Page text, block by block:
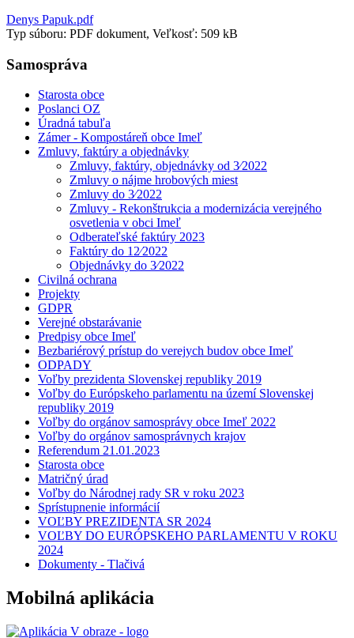
Denys Papuk.pdf
Typ súboru: PDF dokument, Veľkosť: 509 kB
Samospráva
Starosta obce
Poslanci OZ
Úradná tabuľa
Zámer - Kompostáreň obce Imeľ
Zmluvy, faktúry a objednávky
Zmluvy, faktúry, objednávky od 3⁄2022
Zmluvy o nájme hrobových miest
Zmluvy do 3⁄2022
Zmluvy - Rekonštrukcia a modernizácia verejného
osvetlenia v obci Imeľ
Odberateľské faktúry 2023
Faktúry do 12⁄2022
Objednávky do 3⁄2022
Civilná ochrana
Projekty
GDPR
Verejné obstarávanie
Predpisy obce Imeľ
Bezbariérový prístup do verejych budov obce Imeľ
ODPADY
Voľby prezidenta Slovenskej republiky 2019
Voľby do Európskeho parlamentu na území Slovenskej
republiky 2019
Voľby do orgánov samosprávy obce Imeľ 2022
Voľby do orgánov samosprávnych krajov
Referendum 21.01.2023
Starosta obce
Matričný úrad
Voľby do Národnej rady SR v roku 2023
Sprístupnenie informácií
VOĽBY PREZIDENTA SR 2024
VOĽBY DO EURÓPSKEHO PARLAMENTU V ROKU
2024
Dokumenty - Tlačivá
Mobilná aplikácia